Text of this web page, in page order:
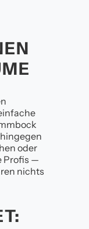
oder
Profis —
nichts